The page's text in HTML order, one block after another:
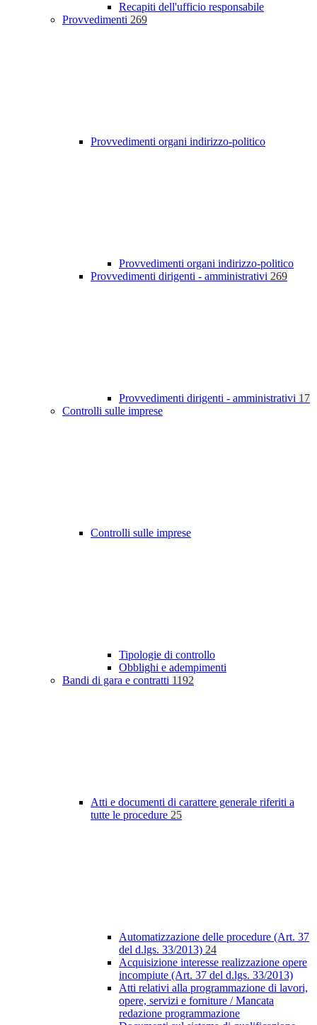
Recapiti dell'ufficio responsabile
Provvedimenti 269
Provvedimenti organi indirizzo-politico
Provvedimenti organi indirizzo-politico
Provvedimenti dirigenti - amministrativi 269
Provvedimenti dirigenti - amministrativi 17
Controlli sulle imprese
Controlli sulle imprese
Tipologie di controllo
Obblighi e adempimenti
Bandi di gara e contratti 1192
Atti e documenti di carattere generale riferiti a
tutte le procedure 25
Automatizzazione delle procedure (Art. 37
del d.lgs. 33/2013) 24
Acquisizione interesse realizzazione opere
incompiute (Art. 37 del d.lgs. 33/2013)
Atti relativi alla programmazione di lavori,
opere, servizi e forniture / Mancata
redazione programmazione